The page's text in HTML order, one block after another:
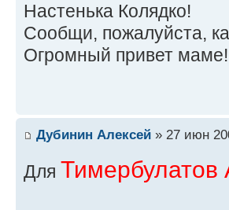
Настенька Колядко!
Сообщи, пожалуйста,
Огромный привет маме!
Дубинин Алексей » 27 июн
Для Тимербулатов